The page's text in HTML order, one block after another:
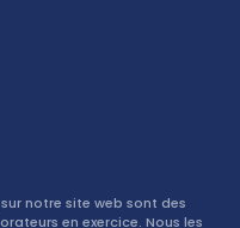
notre site web sont des
en exercice. Nous les